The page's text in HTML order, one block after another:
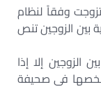
تزوجت وفقاً لنظام
بين الزوجين تنص
الزوجين إلا إذا
فى صحيفة